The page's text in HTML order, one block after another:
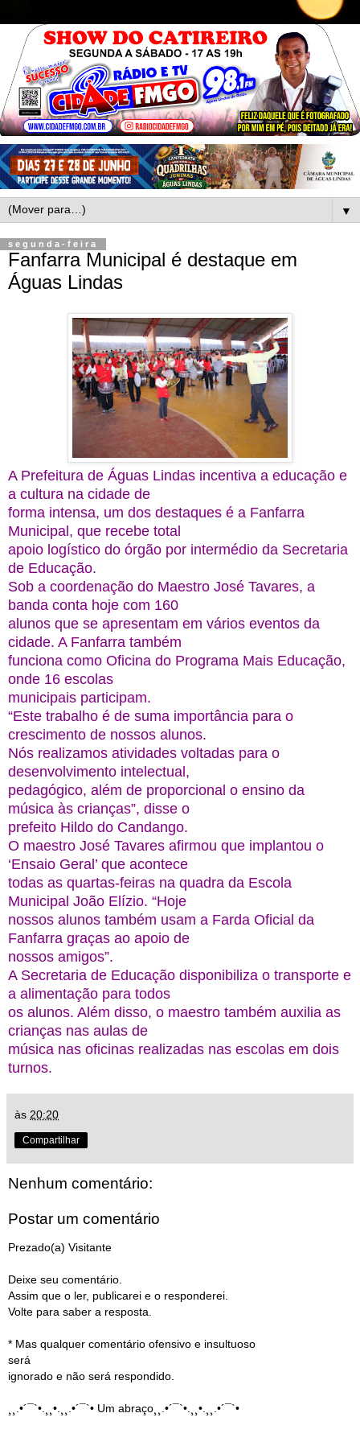
▼
segunda-feira
Fanfarra Municipal é destaque em
Águas Lindas
A Prefeitura de Águas Lindas incentiva a educação e
a cultura na cidade de
forma intensa, um dos destaques é a Fanfarra
Municipal, que recebe total
apoio logístico do órgão por intermédio da Secretaria
de Educação.
Sob a coordenação do Maestro José Tavares, a
banda conta hoje com 160
alunos que se apresentam em vários eventos da
cidade. A Fanfarra também
funciona como Oficina do Programa Mais Educação,
onde 16 escolas
municipais participam.
“Este trabalho é de suma importância para o
crescimento de nossos alunos.
Nós realizamos atividades voltadas para o
desenvolvimento intelectual,
pedagógico, além de proporcional o ensino da
música às crianças”, disse o
prefeito Hildo do Candango.
O maestro José Tavares afirmou que implantou o
‘Ensaio Geral’ que acontece
todas as quartas-feiras na quadra da Escola
Municipal João Elízio. “Hoje
nossos alunos também usam a Farda Oficial da
Fanfarra graças ao apoio de
nossos amigos”.
A Secretaria de Educação disponibiliza o transporte e
a alimentação para todos
os alunos. Além disso, o maestro também auxilia as
crianças nas aulas de
música nas oficinas realizadas nas escolas em dois
turnos.
às 20:20
Compartilhar
Nenhum comentário:
Postar um comentário
Prezado(a) Visitante
Deixe seu comentário.
Assim que o ler, publicarei e o responderei.
Volte para saber a resposta.
* Mas qualquer comentário ofensivo e insultuoso
será
ignorado e não será respondido.
¸¸.•´¯`•.¸¸•.¸¸.•´¯`• Um abraço¸¸.•´¯`•.¸¸•.¸¸.•´¯`•